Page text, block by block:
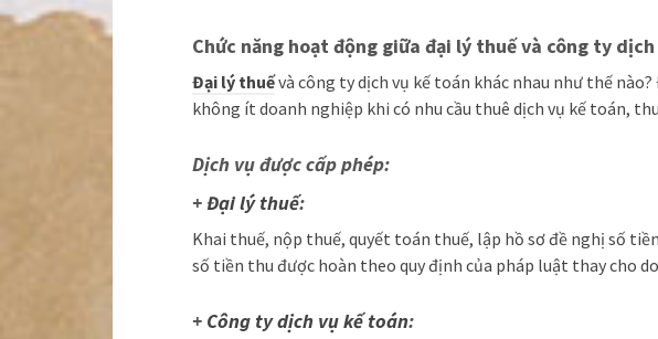
Chức năng hoạt động giữa đại lý thuế và công ty
Đại lý thuếvà công ty dịch vụ kế toán khác nhau như thế
không ít doanh nghiệp khi có nhu cầu thuê dịch vụ kế toán,
Dịch vụ được cấp phép:
+Đại lý thuế:
Khai thuế, nộp thuế, quyết toán thuế, lập hồ sơ đề nghị số
số tiền thu được hoàn theo quy định của pháp luật thay cho
+ Công ty dịch vụ kế toán: